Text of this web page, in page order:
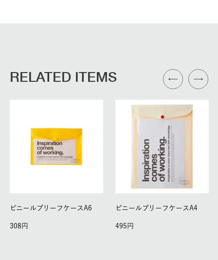
RELATED ITEMS
ビニールブリーフケースA6
308
ビニールブリーフケースA4
495